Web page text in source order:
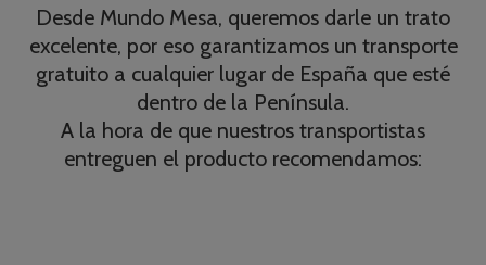
Desde Mundo Mesa, queremos darle un trato
excelente, por eso garantizamos un transporte
gratuito a cualquier lugar de España que esté
dentro de la Península.
A la hora de que nuestros transportistas
entreguen el producto recomendamos: